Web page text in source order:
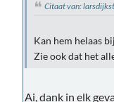
Citaat van:
Kan hem helaas
Zie ook dat het
Ai, dank in elk